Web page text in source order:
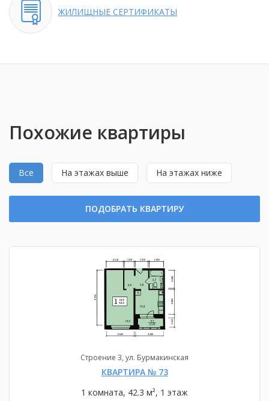
ЖИЛИЩНЫЕ СЕРТИФИКАТЫ
Похожие квартиры
Все На этажах выше На этажах ниже
ПОДОБРАТЬ КВАРТИРУ
Строение 3, ул. Бурмакинская
КВАРТИРА № 73
1 комната, 42.3 м², 1 этаж